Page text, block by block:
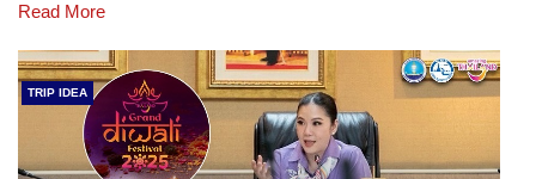
Read More
TRIP IDEA